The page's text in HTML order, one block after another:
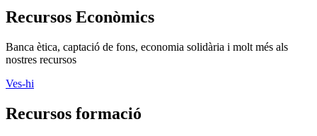
Recursos Econòmics
Banca ètica, captació de fons, economia solidària i molt més als
nostres recursos
Ves-hi
Recursos formació